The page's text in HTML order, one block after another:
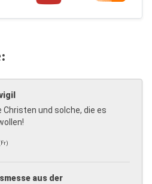
Christen und solche, die es
aus der